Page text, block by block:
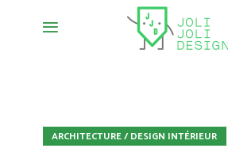
ARCHITECTURE / DESIGN INTÉRIEUR